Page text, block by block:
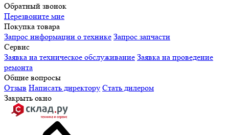
Обратный звонок
Перезвоните мне
Покупка товара
Запрос информации о технике Запрос запчасти
Сервис
Заявка на техническое обслуживание Заявка на проведение
ремонта
Общие вопросы
Отзыв Написать директору Стать дилером
Закрыть окно